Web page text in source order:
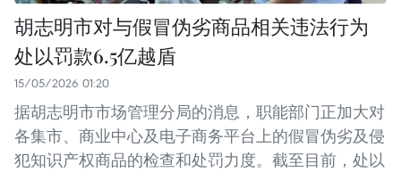
胡志明市对与假冒伪劣商品相关违法行为
处以罚款6.5亿越盾
15/05/2026 01:20
据胡志明市市场管理分局的消息，职能部门正加大对
各集市、商业中心及电子商务平台上的假冒伪劣及侵
犯知识产权商品的检查和处罚力度。截至目前，处以